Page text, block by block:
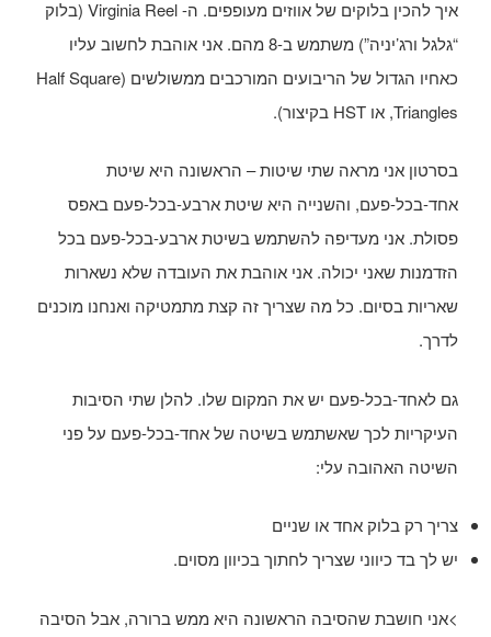
איך להכין בלוקים של אווזים מעופפים. ה- Virginia Reel (בלוק
“גלגל ורג’יניה”) משתמש ב-8 מהם. אני אוהבת לחשוב עליו
כאחיו הגדול של הריבועים המורכבים ממשולשים (Half Square
Triangles, או HST בקיצור).
בסרטון אני מראה שתי שיטות – הראשונה היא שיטת
אחד-בכל-פעם, והשנייה היא שיטת ארבע-בכל-פעם באפס
פסולת. אני מעדיפה להשתמש בשיטת ארבע-בכל-פעם בכל
הזדמנות שאני יכולה. אני אוהבת את העובדה שלא נשארות
שאריות בסיום. כל מה שצריך זה קצת מתמטיקה ואנחנו מוכנים
לדרך.
גם לאחד-בכל-פעם יש את המקום שלו. להלן שתי הסיבות
העיקריות לכך שאשתמש בשיטה של ​​אחד-בכל-פעם על פני
השיטה האהובה עלי:
צריך רק בלוק אחד או שניים
יש לך בד כיווני שצריך לחתוך בכיוון מסוים.
>אני חושבת שהסיבה הראשונה היא ממש ברורה, אבל הסיבה